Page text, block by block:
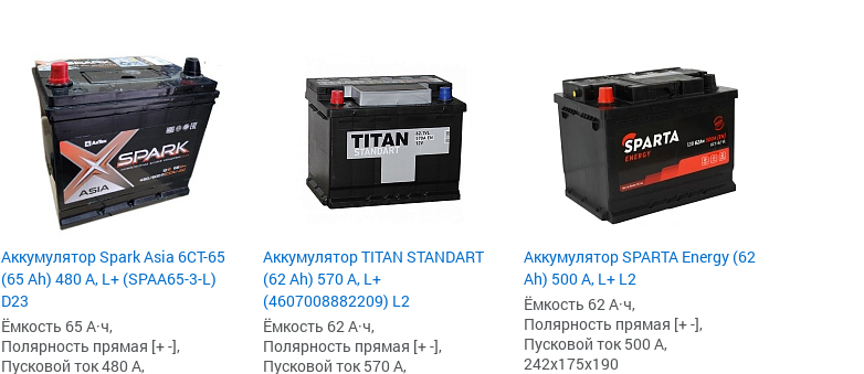
Аккумулятор Spark Asia 6СТ-65
(65 Ah) 480 А, L+ (SPAA65-3-L)
D23
Ёмкость 65 А·ч,
Полярность прямая [+ -],
Пусковой ток 480 А,
Аккумулятор TITAN STANDART
(62 Ah) 570 А, L+
(4607008882209) L2
Ёмкость 62 А·ч,
Полярность прямая [+ -],
Пусковой ток 570 А,
Аккумулятор SPARTA Energy (62
Ah) 500 А, L+ L2
Ёмкость 62 А·ч,
Полярность прямая [+ -],
Пусковой ток 500 А,
242x175x190